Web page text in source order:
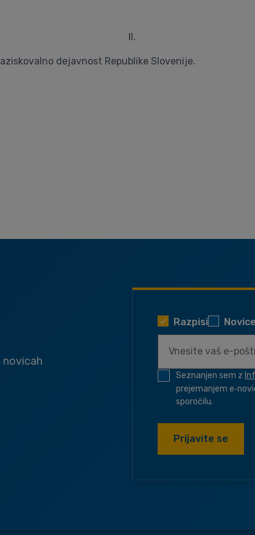
II.
dejavnost Republike Slovenije.
novicah
Razpisi Novice
Seznanjen sem z
prejemanjem
sporočilu.
Prijavite se